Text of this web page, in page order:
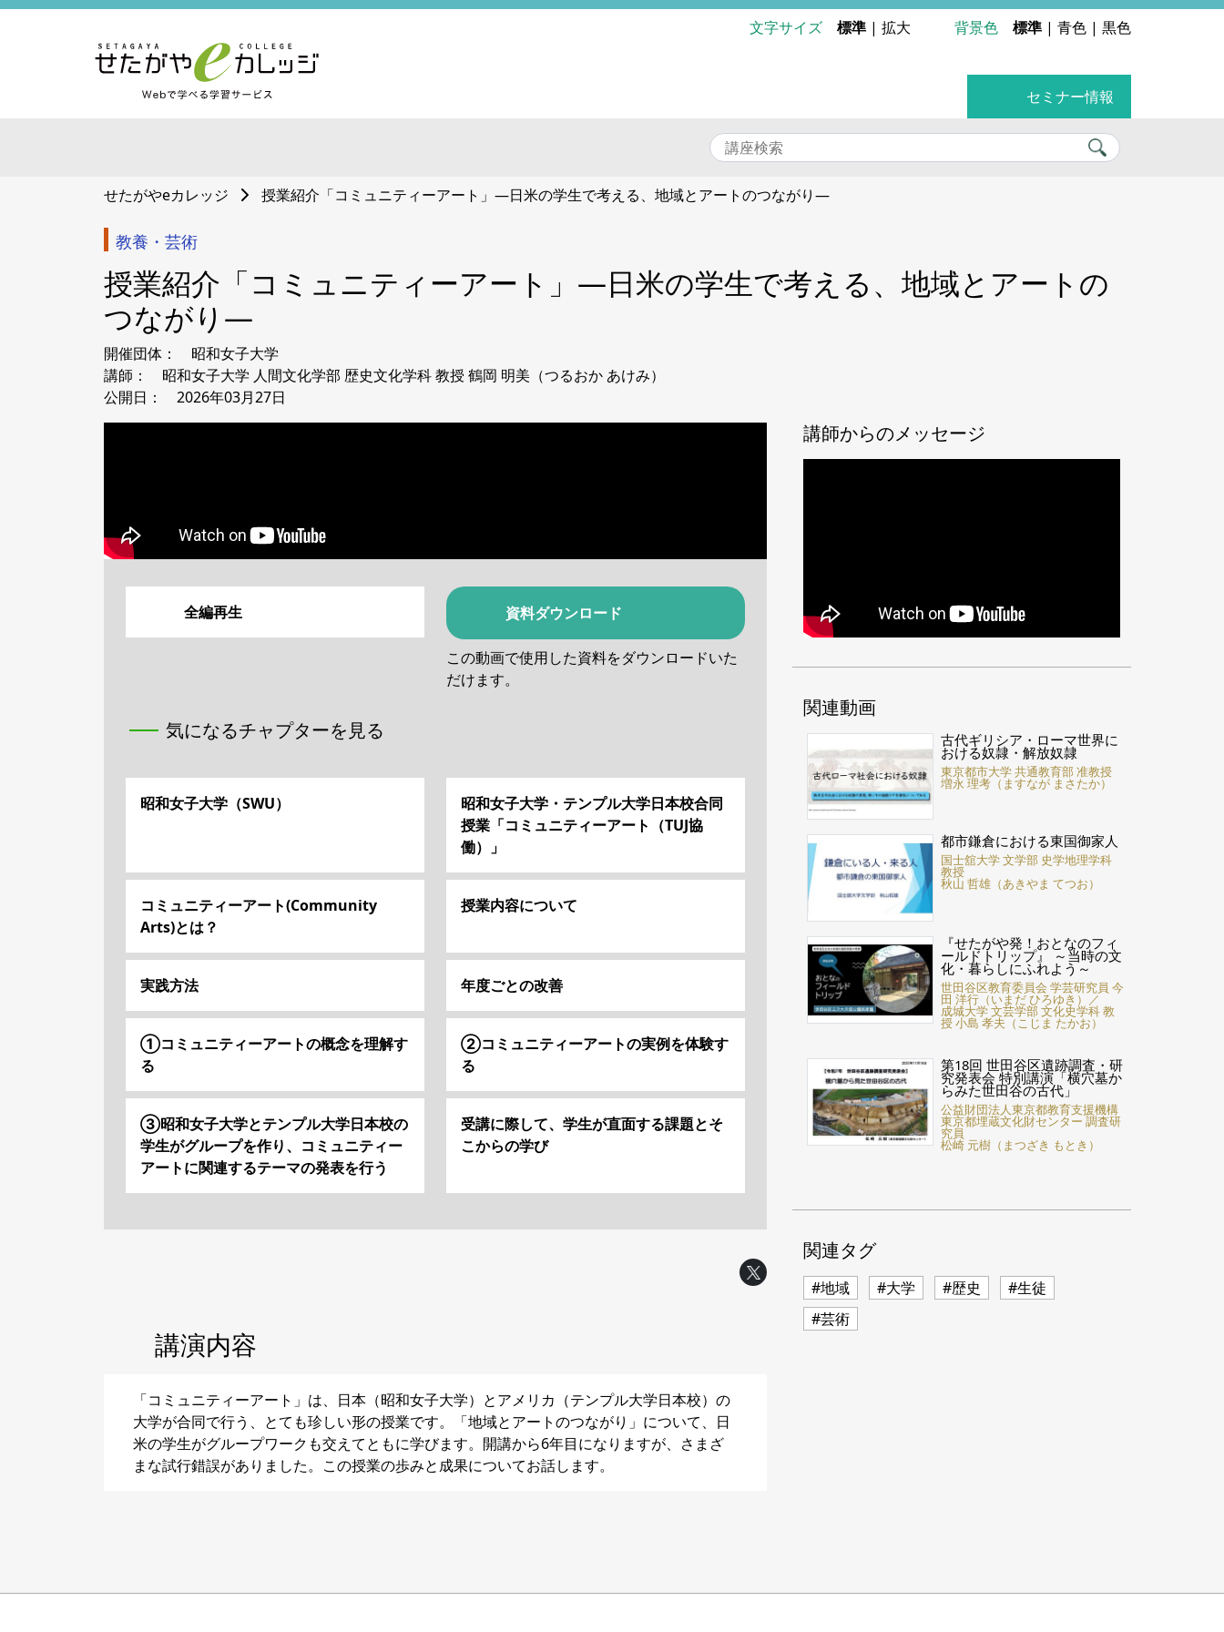
文字サイズ 標準 | 拡大 背景色 標準 | 青色 | 黒色
セミナー情報
せたがやeカレッジ 授業紹介「コミュニティーアート」―日米の学生で考える、地域とアートのつながり―
教養・芸術
授業紹介「コミュニティーアート」―日米の学生で考える、地域とアートの
つながり―
開催団体： 昭和女子大学
講師： 昭和女子大学 人間文化学部 歴史文化学科 教授 鶴岡 明美（つるおか あけみ）
公開日： 2026年03月27日
全編再生 資料ダウンロード
この動画で使用した資料をダウンロードいた
だけます。
気になるチャプターを見る
昭和女子大学（SWU）
昭和女子大学・テンプル大学日本校合同
授業「コミュニティーアート（TUJ協
働）」
コミュニティーアート(Community
Arts)とは？
授業内容について
実践方法 年度ごとの改善
①コミュニティーアートの概念を理解す
る
②コミュニティーアートの実例を体験す
る
③昭和女子大学とテンプル大学日本校の
学生がグループを作り、コミュニティー
アートに関連するテーマの発表を行う
受講に際して、学生が直面する課題とそ
こからの学び
講演内容
「コミュニティーアート」は、日本（昭和女子大学）とアメリカ（テンプル大学日本校）の
大学が合同で行う、とても珍しい形の授業です。「地域とアートのつながり」について、日
米の学生がグループワークも交えてともに学びます。開講から6年目になりますが、さまざ
まな試行錯誤がありました。この授業の歩みと成果についてお話します。
講師からのメッセージ
関連動画
古代ギリシア・ローマ世界に
おける奴隷・解放奴隷
東京都市大学 共通教育部 准教授
増永 理考（ますなが まさたか）
都市鎌倉における東国御家人
国士舘大学 文学部 史学地理学科
教授
秋山 哲雄（あきやま てつお）
『せたがや発！おとなのフィ
ールドトリップ』 ～当時の文
化・暮らしにふれよう～
世田谷区教育委員会 学芸研究員 今
田 洋行（いまだ ひろゆき）／
成城大学 文芸学部 文化史学科 教
授 小島 孝夫（こじま たかお）
第18回 世田谷区遺跡調査・研
究発表会 特別講演「横穴墓か
らみた世田谷の古代」
公益財団法人東京都教育支援機構
東京都埋蔵文化財センター 調査研
究員
松崎 元樹（まつざき もとき）
関連タグ
#地域 #大学 #歴史
#生徒
#芸術